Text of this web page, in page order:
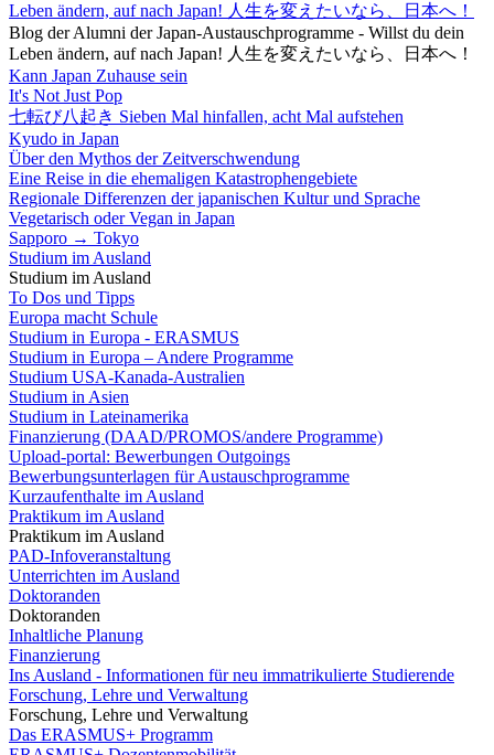
Leben ändern, auf nach Japan! 人生を変えたいなら、日本へ！
Blog der Alumni der Japan-Austauschprogramme - Willst du dein
Leben ändern, auf nach Japan! 人生を変えたいなら、日本へ！
Kann Japan Zuhause sein
It's Not Just Pop
七転び八起き Sieben Mal hinfallen, acht Mal aufstehen
Kyudo in Japan
Über den Mythos der Zeitverschwendung
Eine Reise in die ehemaligen Katastrophengebiete
Regionale Differenzen der japanischen Kultur und Sprache
Vegetarisch oder Vegan in Japan
Sapporo → Tokyo
Studium im Ausland
Studium im Ausland
To Dos und Tipps
Europa macht Schule
Studium in Europa - ERASMUS
Studium in Europa – Andere Programme
Studium USA-Kanada-Australien
Studium in Asien
Studium in Lateinamerika
Finanzierung (DAAD/PROMOS/andere Programme)
Upload-portal: Bewerbungen Outgoings
Bewerbungsunterlagen für Austauschprogramme
Kurzaufenthalte im Ausland
Praktikum im Ausland
Praktikum im Ausland
PAD-Infoveranstaltung
Unterrichten im Ausland
Doktoranden
Doktoranden
Inhaltliche Planung
Finanzierung
Ins Ausland - Informationen für neu immatrikulierte Studierende
Forschung, Lehre und Verwaltung
Forschung, Lehre und Verwaltung
Das ERASMUS+ Programm